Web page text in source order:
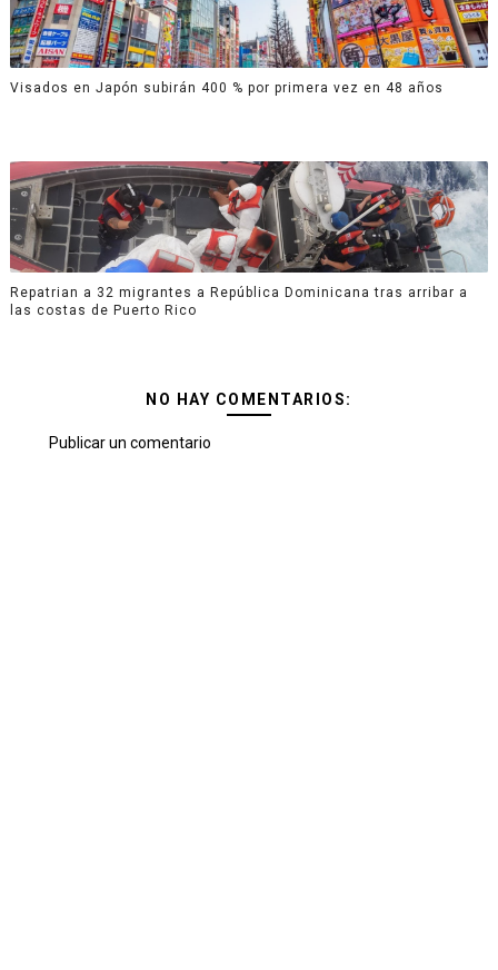
Visados en Japón subirán 400 % por primera vez en 48 años
Repatrian a 32 migrantes a República Dominicana tras arribar a
las costas de Puerto Rico
NO HAY COMENTARIOS:
Publicar un comentario